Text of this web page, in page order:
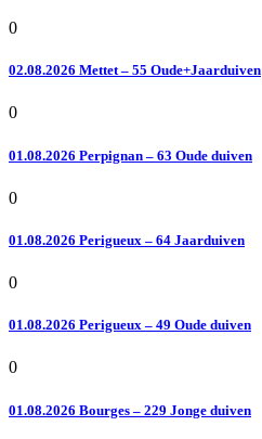
0
02.08.2026 Mettet – 55 Oude+Jaarduiven
0
01.08.2026 Perpignan – 63 Oude duiven
0
01.08.2026 Perigueux – 64 Jaarduiven
0
01.08.2026 Perigueux – 49 Oude duiven
0
01.08.2026 Bourges – 229 Jonge duiven